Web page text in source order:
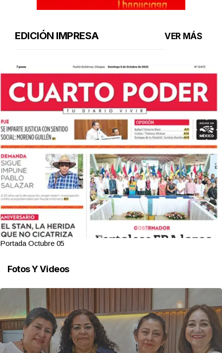
EDICIÓN IMPRESA VER MÁS
Portada Octubre 05
Fotos Y Videos